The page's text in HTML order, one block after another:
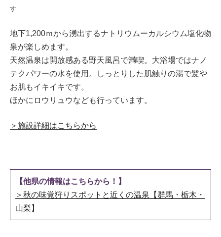
す
地下1,200ｍから湧出するナトリウムーカルシウム塩化物
泉が楽しめます。
天然温泉は開放感ある野天風呂で満喫。大浴場ではナノ
テクパワーの水を使用。しっとりした肌触りの湯で髪や
お肌もイキイキです。
ほかにロウリュウなども行っています。
＞施設詳細はこちらから
【他県の情報はこちらから！】
＞秋の味覚狩りスポットと近くの温泉【群馬・栃木・
山梨】